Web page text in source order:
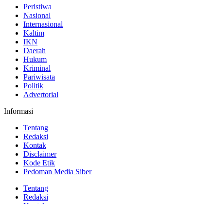
Peristiwa
Nasional
Internasional
Kaltim
IKN
Daerah
Hukum
Kriminal
Pariwisata
Politik
Advertorial
Informasi
Tentang
Redaksi
Kontak
Disclaimer
Kode Etik
Pedoman Media Siber
Tentang
Redaksi